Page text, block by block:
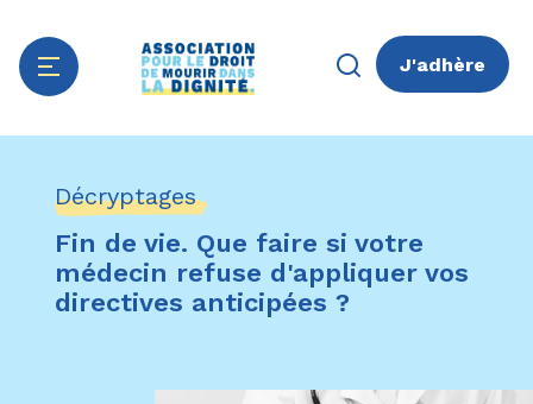
contenu
principal
J'adhère
Décryptages
Fin de vie. Que faire si votre
médecin refuse d'appliquer vos
directives anticipées ?